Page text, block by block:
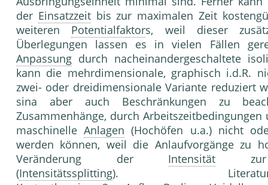
der Einsatzzeitbis zur maximalen Zeit
weiteren Potentialfaktors, weil dieser
Überlegungen lassen es in vielen Fällen
Anpassung durch nacheinandergeschaltete
kann die mehrdimensionale, graphisch i.d.R.
zwei- oder dreidimensionale Variante reduziert
sina aber auch Beschränkungen zu
Zusammenhänge, durch
maschinelleAnlagen (Hochöfen u.a.) nicht
werden können, weil die Anlaufvorgänge zu
Veränderung der Intensität zur
(Intensitätssplitting). Literatur: